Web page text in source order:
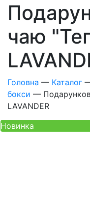
чаю
Головна — Каталог
бокси —
LAVANDER
Новинка